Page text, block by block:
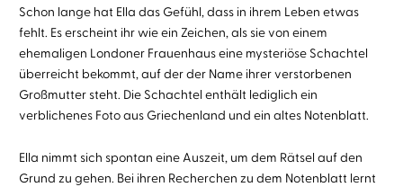
Schon lange hat Ella das Gefühl, dass in ihrem Leben etwas
fehlt. Es erscheint ihr wie ein Zeichen, als sie von einem
ehemaligen Londoner Frauenhaus eine mysteriöse Schachtel
überreicht bekommt, auf der der Name ihrer verstorbenen
Großmutter steht. Die Schachtel enthält lediglich ein
verblichenes Foto aus Griechenland und ein altes Notenblatt.
Ella nimmt sich spontan eine Auszeit, um dem Rätsel auf den
Grund zu gehen. Bei ihren Recherchen zu dem Notenblatt lernt